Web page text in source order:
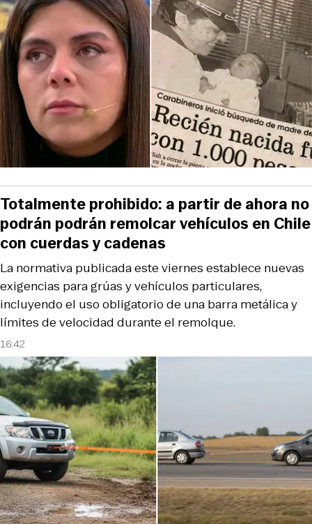
16:42
La normativa publicada este viernes establece nuevas
exigencias para grúas y vehículos particulares,
incluyendo el uso obligatorio de una barra metálica y
límites de velocidad durante el remolque.
Totalmente prohibido: a partir de ahora no
podrán podrán remolcar vehículos en Chile
con cuerdas y cadenas